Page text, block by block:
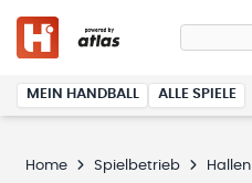
MEIN HANDBALL ALLE SPIELE
Home Spielbetrieb Hallen